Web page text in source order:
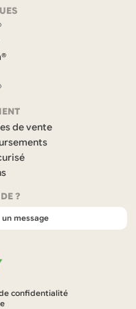
de vente
?
un message
confidentialité